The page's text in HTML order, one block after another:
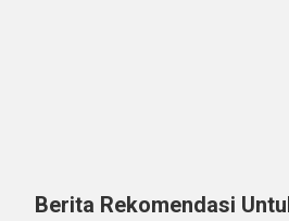
Berita Rekomendasi